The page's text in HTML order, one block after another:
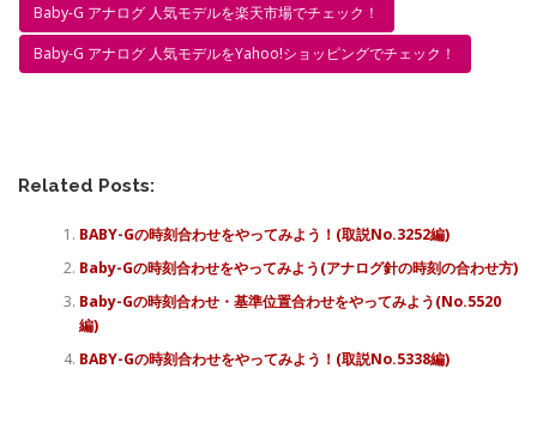
Baby-G アナログ 人気モデルを楽天市場でチェック！
Baby-G アナログ 人気モデルをYahoo!ショッピングでチェック！
Related Posts:
BABY-Gの時刻合わせをやってみよう！(取説No.3252編)
Baby-Gの時刻合わせをやってみよう(アナログ針の時刻の合わせ方)
Baby-Gの時刻合わせ・基準位置合わせをやってみよう(No.5520
編)
BABY-Gの時刻合わせをやってみよう！(取説No.5338編)